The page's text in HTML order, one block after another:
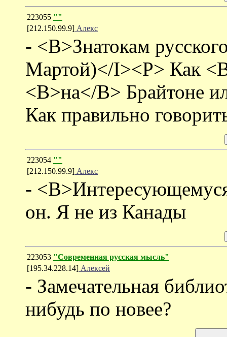
223055 ""
[212.150.99.9] Алекс
- <B>Знатокам
Мартой)</I><P> Как
<B>на</B> Брайтоне
Как правильно
223054 ""
[212.150.99.9] Алекс
-
он. Я не из Канады
223053 "Современная русская мысль"
[195.34.228.14] Алексей
- Замечательная
нибудь по новее?